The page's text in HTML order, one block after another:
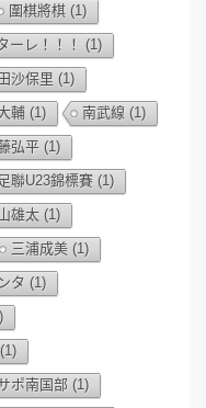
圍棋將棋 (1)
ーレ！！！ (1)
沙保里 (1)
輔 (1) 南武線 (1)
弘平 (1)
聯U23錦標賽 (1)
雄太 (1)
三浦成美 (1)
タ (1)
(1)
ポ南国部 (1)